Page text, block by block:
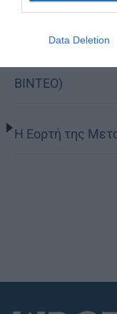
Data Deletion
Η Καστοριά
ΒΙΝΤΕΟ)
Η Εορτή της